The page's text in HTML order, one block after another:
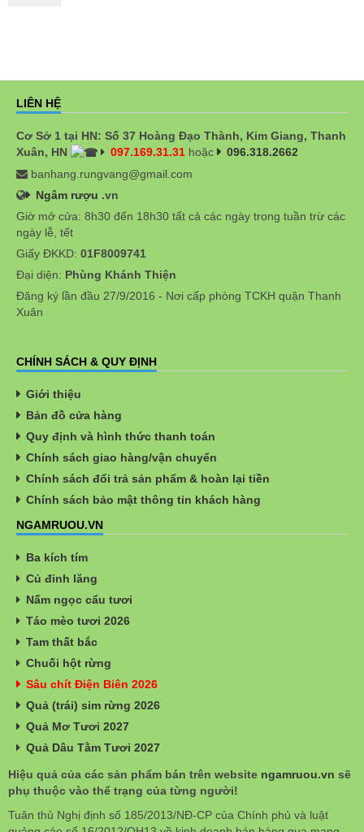
LIÊN HỆ
Cơ Sở 1 tại HN: Số 37 Hoàng Đạo Thành, Kim Giang, Thanh
Xuân, HN
097.169.31.31 hoặc
096.318.2662
banhang.rungvang@gmail.com
Ngâm rượu .vn
Giờ mở cửa: 8h30 đến 18h30 tất cả các ngày trong tuần trừ các
ngày lễ, tết
Giấy ĐKKD: 01F8009741
Đại diện: Phùng Khánh Thiện
Đăng ký lần đầu 27/9/2016 - Nơi cấp phòng TCKH quận Thanh
Xuân
CHÍNH SÁCH & QUY ĐỊNH
Giới thiệu
Bản đồ cửa hàng
Quy định và hình thức thanh toán
Chính sách giao hàng/vận chuyển
Chính sách đổi trả sản phẩm & hoàn lại tiền
Chính sách bảo mật thông tin khách hàng
NGAMRUOU.VN
Ba kích tím
Củ đinh lăng
Nấm ngọc cẩu tươi
Táo mèo tươi 2026
Tam thất bắc
Chuối hột rừng
Sâu chít Điện Biên 2026
Quả (trái) sim rừng 2026
Quả Mơ Tươi 2027
Quả Dâu Tằm Tươi 2027
Hiệu quả của các sản phẩm bán trên website ngamruou.vn sẽ
phụ thuộc vào thể trạng của từng người!
Tuân thủ Nghị định số 185/2013/NĐ-CP của Chính phủ và luật